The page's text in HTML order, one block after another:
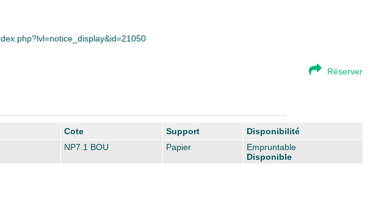
Réserver
Cote Support
Disponibilité
NP7.1 BOU Papier
Empruntable
Disponible